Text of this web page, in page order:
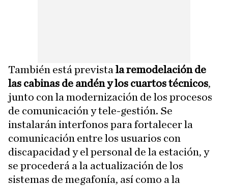
También está prevista la remodelación de
las cabinas de andén y los cuartos técnicos,
junto con la modernización de los procesos
de comunicación y tele-gestión. Se
instalarán interfonos para fortalecer la
comunicación entre los usuarios con
discapacidad y el personal de la estación, y
se procederá a la actualización de los
sistemas de megafonía, así como a la